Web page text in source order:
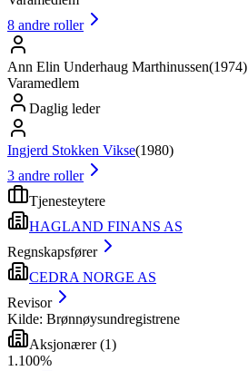
8 andre roller
Ann Elin Underhaug Marthinussen(1974)
Varamedlem
Daglig leder
Ingjerd Stokken Vikse(1980)
3 andre roller
Tjenesteytere
HAGLAND FINANS AS
Regnskapsfører
CEDRA NORGE AS
Revisor
Kilde: Brønnøysundregistrene
Aksjonærer(1)
1 .100%